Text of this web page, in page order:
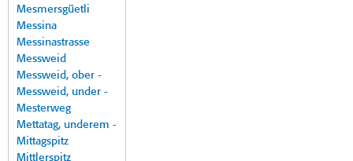
Mesmersgüetli
Messina
Messinastrasse
Messweid
Messweid, ober -
Messweid, under -
Mesterweg
Mettatag, underem -
Mittagspitz
Mittlerspitz